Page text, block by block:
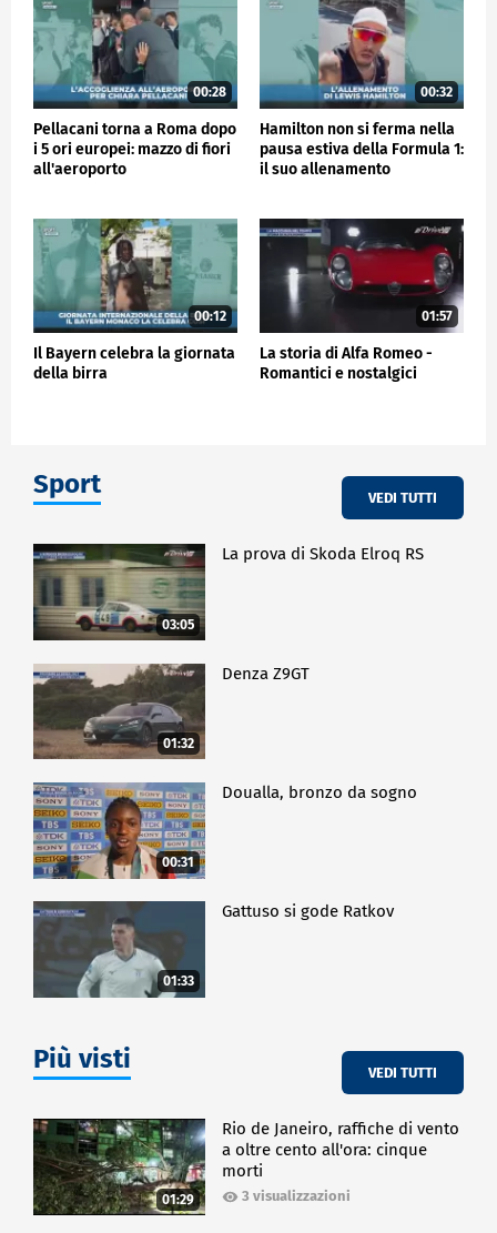
00:28
Pellacani torna a Roma dopo
i 5 ori europei: mazzo di fiori
all'aeroporto
00:32
Hamilton non si ferma nella
pausa estiva della Formula 1:
il suo allenamento
00:12
Il Bayern celebra la giornata
della birra
01:57
La storia di Alfa Romeo -
Romantici e nostalgici
Sport VEDI TUTTI
03:05
La prova di Skoda Elroq RS
01:32
Denza Z9GT
00:31
Doualla, bronzo da sogno
01:33
Gattuso si gode Ratkov
Più visti VEDI TUTTI
01:29
Rio de Janeiro, raffiche di vento
a oltre cento all'ora: cinque
morti
3 visualizzazioni